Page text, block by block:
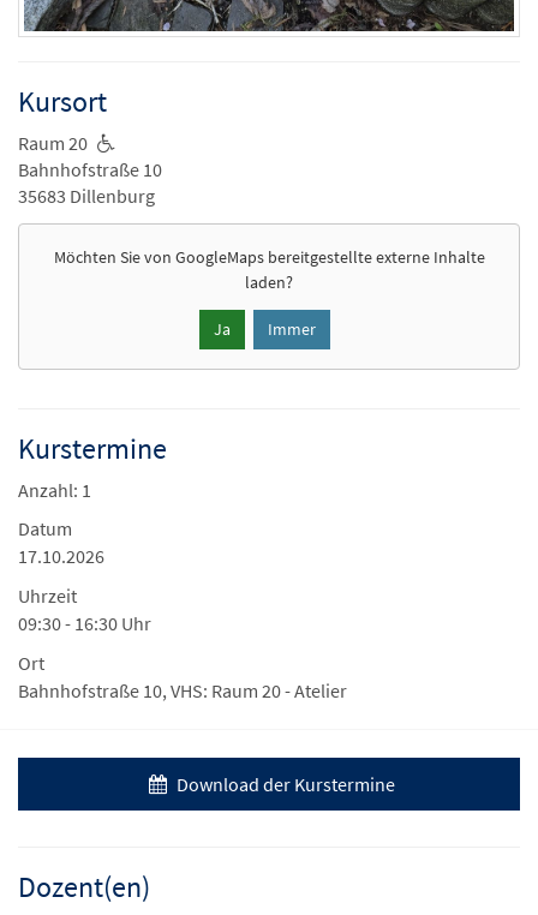
Kursort
Raum 20
Bahnhofstraße 10
35683 Dillenburg
Möchten Sie von GoogleMapsbereitgestellte externe Inhalte
laden?
Ja Immer
Kurstermine
Anzahl: 1
Datum
17.10.2026
Uhrzeit
09:30 - 16:30 Uhr
Ort
Bahnhofstraße 10, VHS: Raum 20 - Atelier
Download der Kurstermine
Dozent(en)